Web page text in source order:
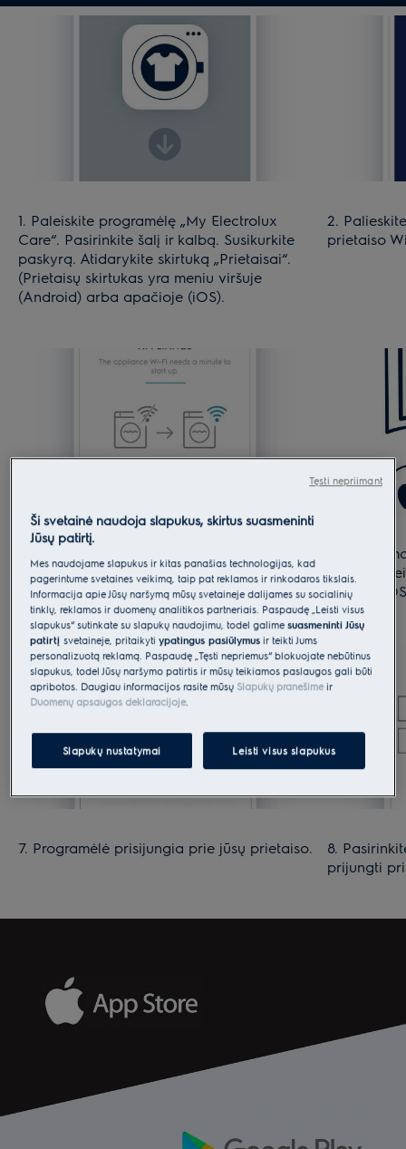
1. Paleiskite programėlę „My Electrolux
Care“. Pasirinkite šalį ir kalbą. Susikurkite
paskyrą. Atidarykite skirtuką „Prietaisai“.
(Prietaisų skirtukas yra meniu viršuje
(Android) arba apačioje (iOS).
2.
prietaiso
prietaiso WiFi: žiūrėkite vartotojo vadovo
skyrių „Prisijungimas prie WiFi“.
tam tikri
Android
7. Programėlė prisijungia prie jūsų prietaiso.
8.
prijungti
Ši svetainė naudoja slapukus, skirtus suasmeninti
Jūsų patirtį.
Mes naudojame slapukus ir kitas panašias technologijas, kad
pagerintume svetainės veikimą, taip pat reklamos ir rinkodaros tikslais.
Informacija apie Jūsų naršymą mūsų svetainėje dalijamės su socialinių
tinklų, reklamos ir duomenų analitikos partneriais. Paspaudę „Leisti visus
slapukus“ sutinkate su slapukų naudojimu, todėl galimesuasmeninti Jūsų
patirtįsvetainėje, pritaikytiypatingus pasiūlymus ir teikti Jums
personalizuotą reklamą. Paspaudę „Tęsti nepriėmus“ blokuojate nebūtinus
slapukus, todėl Jūsų naršymo patirtis ir mūsų teikiamos paslaugos gali būti
apribotos. Daugiau informacijos rasite mūsų Slapukų pranešimeir
Duomenų apsaugos deklaracijoje.
Slapukų nustatymai Leisti visus slapukus
Tęsti nepriimant